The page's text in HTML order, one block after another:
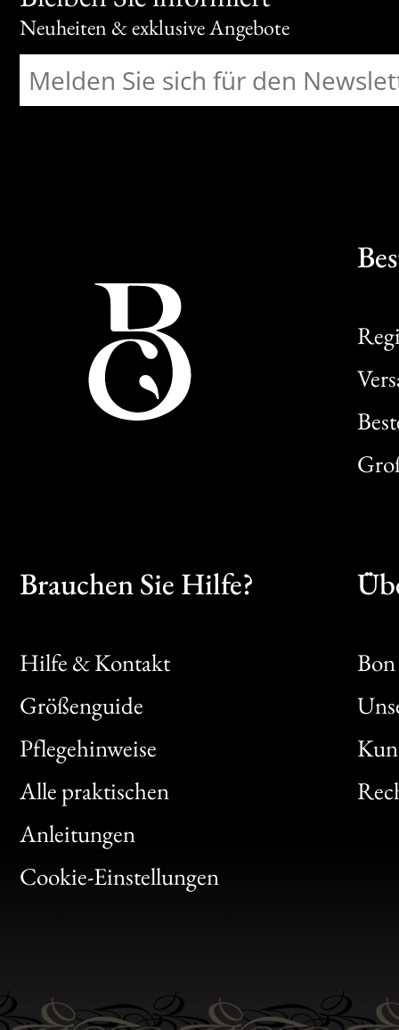
Neuheiten & exklusive Angebote
Brauchen Sie Hilfe?
Hilfe & Kontakt
Größenguide
Pflegehinweise
Alle praktischen
Anleitungen
Cookie-Einstellungen
Bon
Clic